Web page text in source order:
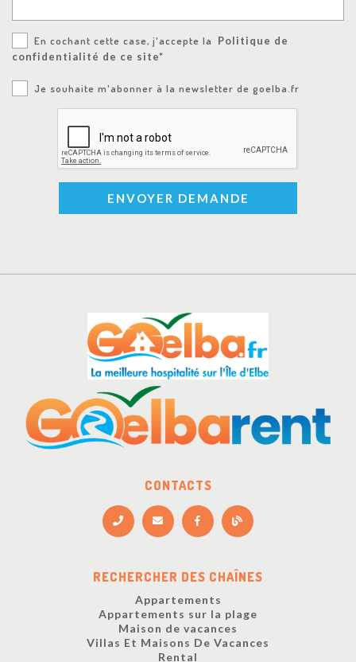
En cochant cette case, j'accepte la
Politique de
confidentialité de ce site*
Je souhaite m'abonner à la newsletter de goelba.fr
ENVOYER DEMANDE
CONTACTS
RECHERCHER DES CHAÎNES
Appartements
Appartements sur la plage
Maison de vacances
Villas Et Maisons De Vacances
Rental